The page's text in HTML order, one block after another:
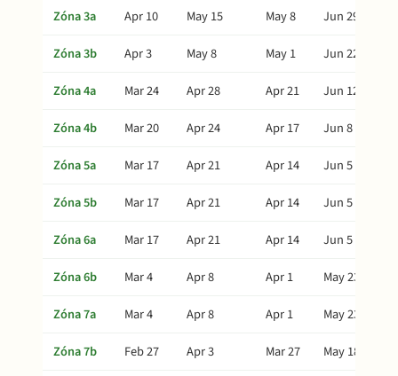
Zóna 3a
Apr 10 May 15 May 8
Jun 29
Zóna 3b
Apr 3 May 8 May 1
Jun 22
Zóna 4a
Mar 24 Apr 28 Apr 21
Jun 12
Zóna 4b
Mar 20 Apr 24 Apr 17
Jun 8
Zóna 5a
Mar 17 Apr 21 Apr 14
Jun 5
Zóna 5b
Mar 17 Apr 21 Apr 14
Jun 5
Zóna 6a
Mar 17 Apr 21 Apr 14
Jun 5
Zóna 6b
Mar 4 Apr 8 Apr 1
May 23
Zóna 7a
Mar 4 Apr 8 Apr 1
May 23
Zóna 7b
Feb 27 Apr 3 Mar 27 May 18